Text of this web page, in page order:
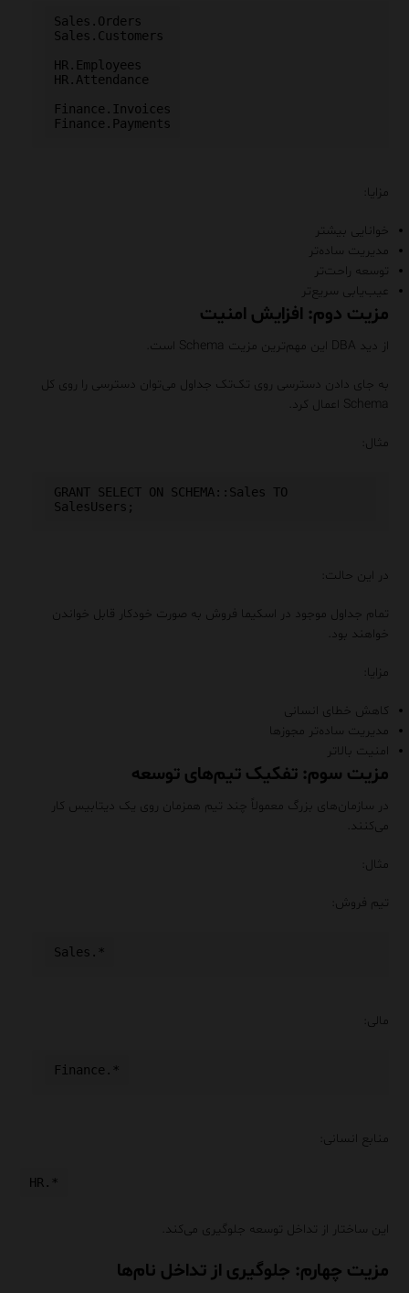
Sales.Orders
Sales.Customers
HR.Employees
HR.Attendance
Finance.Invoices
مزایا:
خوانایی بیشتر
مدیریت ساده‌تر
توسعه راحت‌تر
عیب‌یابی سریع‌تر
مزیت دوم: افزایش امنیت
از دید DBA این مهم‌ترین مزیت Schema است.
به جای دادن دسترسی روی تک‌تک جداول می‌توان دسترسی را روی کل
Schema اعمال کرد.
مثال:
GRANT SELECT ON SCHEMA::Sales TO
در این حالت:
تمام جداول موجود در اسکیما فروش به صورت خودکار قابل خواندن
خواهند بود.
مزایا:
کاهش خطای انسانی
مدیریت ساده‌تر مجوزها
امنیت بالاتر
مزیت سوم: تفکیک تیم‌های توسعه
در سازمان‌های بزرگ معمولاً چند تیم همزمان روی یک دیتابیس کار
می‌کنند.
مثال:
تیم فروش:
مالی:
منابع انسانی:
HR.*
این ساختار از تداخل توسعه جلوگیری می‌کند.
مزیت چهارم: جلوگیری از تداخل نام‌ها